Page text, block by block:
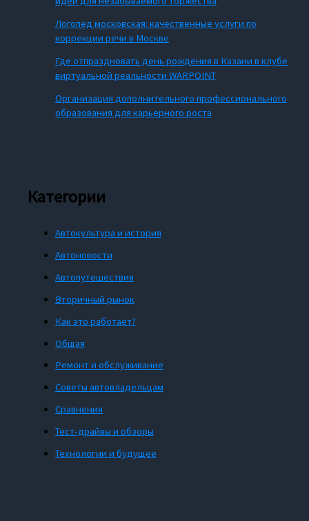
Логопед московская: качественные услуги по
коррекции речи в Москве
Где отпраздновать день рождения в Казани в клубе
виртуальной реальности WARPOINT
Организация дополнительного профессионального
образования для карьерного роста
Категории
Автокультура и история
Автоновости
Автопутешествия
Вторичный рынок
Как это работает?
Общая
Ремонт и обслуживание
Советы автовладельцам
Сравнения
Тест-драйвы и обзоры
Технологии и будущее